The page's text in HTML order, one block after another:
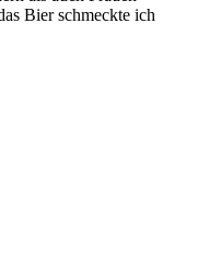
Bier schmeckte ich